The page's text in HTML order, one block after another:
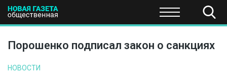
ПОЛИТИКА ЭКОНОМИКА НАУКА И
Порошенко подписал закон о санкциях
НОВОСТИ